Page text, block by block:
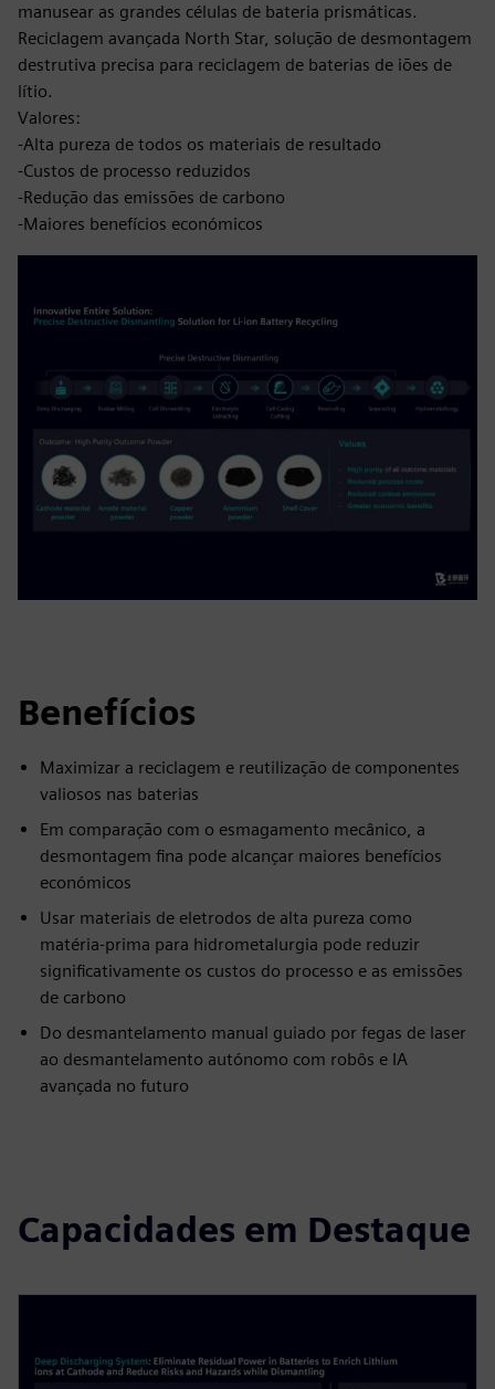
manusear as grandes células de bateria prismáticas.
Reciclagem avançada North Star, solução de desmontagem
destrutiva precisa para reciclagem de baterias de iões de
lítio.
Valores:
-Alta pureza de todos os materiais de resultado
-Custos de processo reduzidos
-Redução das emissões de carbono
-Maiores benefícios económicos
Benefícios
Maximizar a reciclagem e reutilização de componentes
valiosos nas baterias
Em comparação com o esmagamento mecânico, a
desmontagem fina pode alcançar maiores benefícios
económicos
Usar materiais de eletrodos de alta pureza como
matéria-prima para hidrometalurgia pode reduzir
significativamente os custos do processo e as emissões
de carbono
Do desmantelamento manual guiado por fegas de laser
ao desmantelamento autónomo com robôs e IA
avançada no futuro
Capacidades em Destaque